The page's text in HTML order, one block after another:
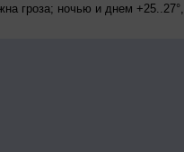
гроза; ночью и днем +25..27°,